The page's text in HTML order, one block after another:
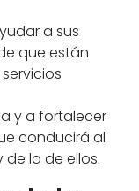
a sus
que están
y a fortalecer
conducirá al
la de ellos.